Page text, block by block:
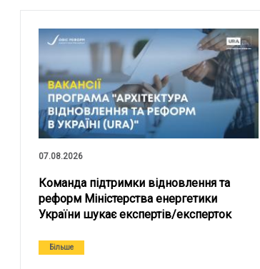
07.08.2026
Команда підтримки відновлення та
реформ Міністерства енергетики
України шукає експертів/експерток
Більше